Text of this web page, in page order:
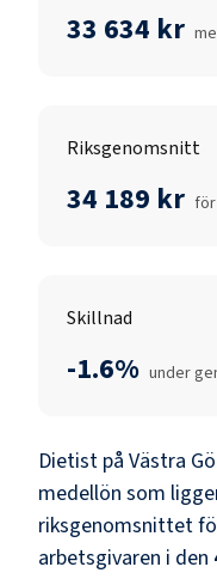
33 634 kr
Riksgenomsnitt
34 189 kr
Skillnad
-1.6% under
Dietist på Västra
medellön som
riksgenomsnittet
arbetsgivaren i den